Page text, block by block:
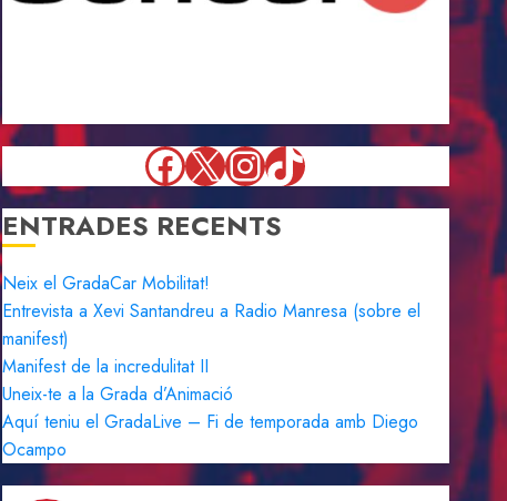
Facebook
X Instagram
TikTok
ENTRADES RECENTS
Neix el GradaCar Mobilitat!
Entrevista a Xevi Santandreu a Radio Manresa (sobre el
manifest)
Manifest de la incredulitat II
Uneix-te a la Grada d’Animació
Aquí teniu el GradaLive – Fi de temporada amb Diego
Ocampo